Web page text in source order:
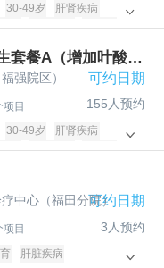
30-49岁
肝肾疾病
颈 乳腺疾病
传染病
套餐A（增加叶酸还原
强院区） 可约日期
项目 155人预约
30-49岁
肝肾疾病
颈 乳腺疾病
传染病
中心（福田分院）可约日期
项目 3人预约
肝脏疾病